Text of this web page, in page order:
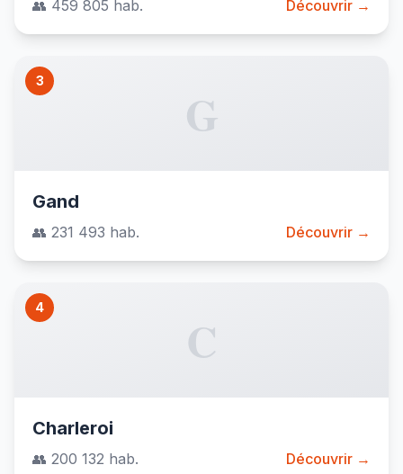
👥 459 805 hab. Découvrir →
3
G
Gand
👥 231 493 hab. Découvrir →
4
C
Charleroi
👥 200 132 hab. Découvrir →